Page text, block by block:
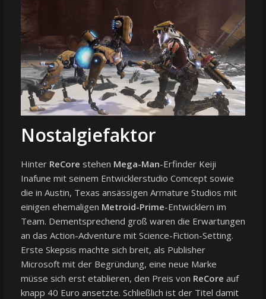
Nostalgiefaktor
Hinter ReCore stehen Mega-Man-Erfinder Keiji
Inafune mit seinem Entwicklerstudio Comcept sowie
die in Austin, Texas ansässigen Armature Studios mit
einigen ehemaligen Metroid-Prime-Entwicklern im
Team. Dementsprechend groß waren die Erwartungen
an das Action-Adventure mit Science-Fiction-Setting.
Erste Skepsis machte sich breit, als Publisher
Microsoft mit der Begründung, eine neue Marke
müsse sich erst etablieren, den Preis von ReCore auf
knapp 40 Euro ansetzte. Schließlich ist der Titel damit